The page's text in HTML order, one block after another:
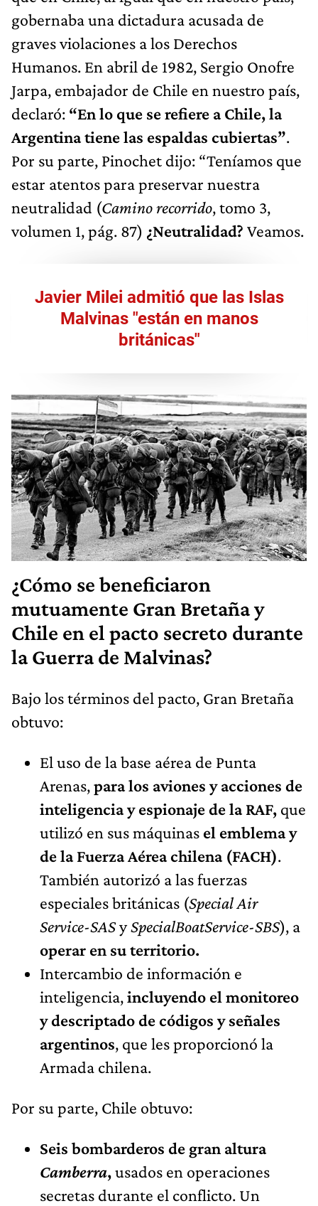
gobernaba una dictadura acusada de
graves violaciones a los Derechos
Humanos. En abril de 1982, Sergio Onofre
Jarpa, embajador de Chile en nuestro país,
declaró: “En lo que se refiere a Chile, la
Argentina tiene las espaldas cubiertas”.
Por su parte, Pinochet dijo: “Teníamos que
estar atentos para preservar nuestra
neutralidad (Camino recorrido, tomo 3,
volumen 1, pág. 87) ¿Neutralidad? Veamos.
Javier Milei admitió que las Islas
Malvinas "están en manos
británicas"
¿Cómo se beneficiaron
mutuamente Gran Bretaña y
Chile en el pacto secreto durante
la Guerra de Malvinas?
Bajo los términos del pacto, Gran Bretaña
obtuvo:
El uso de la base aérea de Punta
Arenas,para los aviones y acciones de
inteligencia y espionaje de la RAF, que
utilizó en sus máquinas el emblema y
de la Fuerza Aérea chilena (FACH).
También autorizó a las fuerzas
especiales británicas (Special Air
Service-SASySpecialBoatService-SBS), a
operar en su territorio.
Intercambio de información e
inteligencia,incluyendo el monitoreo
y descriptado de códigos y señales
argentinos, que les proporcionó la
Armada chilena.
Por su parte, Chile obtuvo:
Seis bombarderos de gran altura
Camberra,usados en operaciones
secretas durante el conflicto. Un